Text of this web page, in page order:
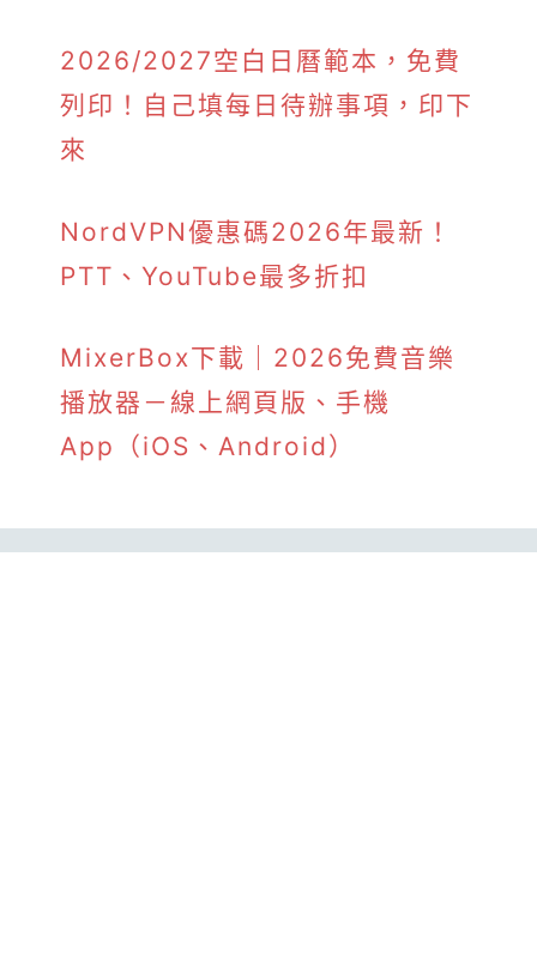
2026/2027空白日曆範本，免費
列印！自己填每日待辦事項，印下
來
NordVPN優惠碼2026年最新！
PTT、YouTube最多折扣
MixerBox下載｜2026免費音樂
播放器－線上網頁版、手機
App（iOS、Android）